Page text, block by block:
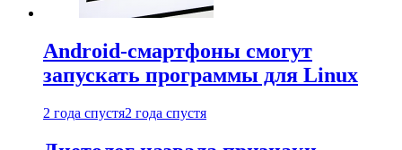
Android-смартфоны смогут
запускать программы для Linux
2 года спустя2 года спустя